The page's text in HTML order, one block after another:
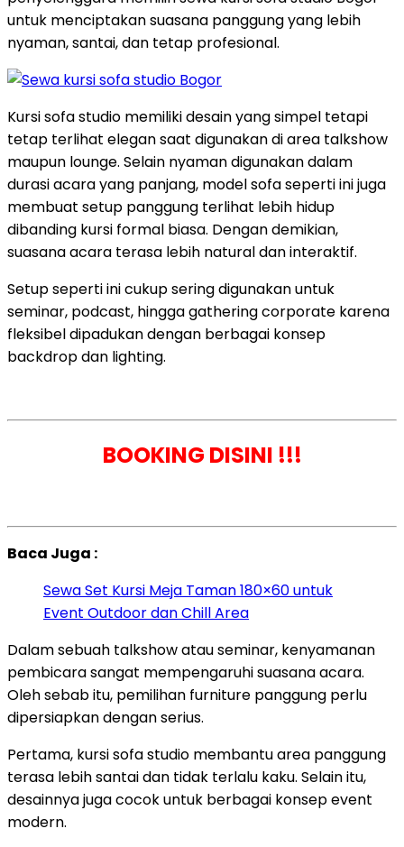
untuk menciptakan suasana panggung yang lebih
nyaman, santai, dan tetap profesional.
Kursi sofa studio memiliki desain yang simpel tetapi
tetap terlihat elegan saat digunakan di area talkshow
maupun lounge. Selain nyaman digunakan dalam
durasi acara yang panjang, model sofa seperti ini juga
membuat setup panggung terlihat lebih hidup
dibanding kursi formal biasa. Dengan demikian,
suasana acara terasa lebih natural dan interaktif.
Setup seperti ini cukup sering digunakan untuk
seminar, podcast, hingga gathering corporate karena
fleksibel dipadukan dengan berbagai konsep
backdrop dan lighting.
BOOKING DISINI !!!
Baca Juga :
Sewa Set Kursi Meja Taman 180×60 untuk
Event Outdoor dan Chill Area
Dalam sebuah talkshow atau seminar, kenyamanan
pembicara sangat mempengaruhi suasana acara.
Oleh sebab itu, pemilihan furniture panggung perlu
dipersiapkan dengan serius.
Pertama, kursi sofa studio membantu area panggung
terasa lebih santai dan tidak terlalu kaku. Selain itu,
desainnya juga cocok untuk berbagai konsep event
modern.